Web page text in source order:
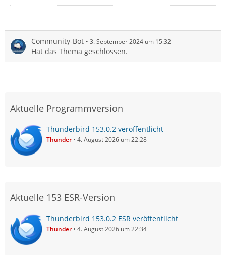
Community-Bot 3. September 2024 um 15:32
Hat das Thema geschlossen.
Aktuelle Programmversion
Thunderbird 153.0.2 veröffentlicht
Thunder 4. August 2026 um 22:28
Aktuelle 153 ESR-Version
Thunderbird 153.0.2 ESR veröffentlicht
Thunder 4. August 2026 um 22:34